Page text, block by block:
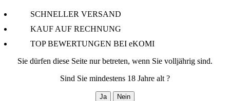
SCHNELLER VERSAND
KAUF AUF RECHNUNG
TOP BEWERTUNGEN BEI eKOMI
Sie dürfen diese Seite nur betreten, wenn Sie volljährig sind.
Sind Sie mindestens 18 Jahre alt ?
Ja Nein